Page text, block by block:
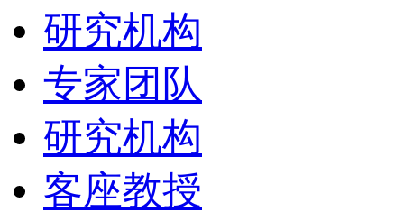
研究机构
专家团队
研究机构
客座教授